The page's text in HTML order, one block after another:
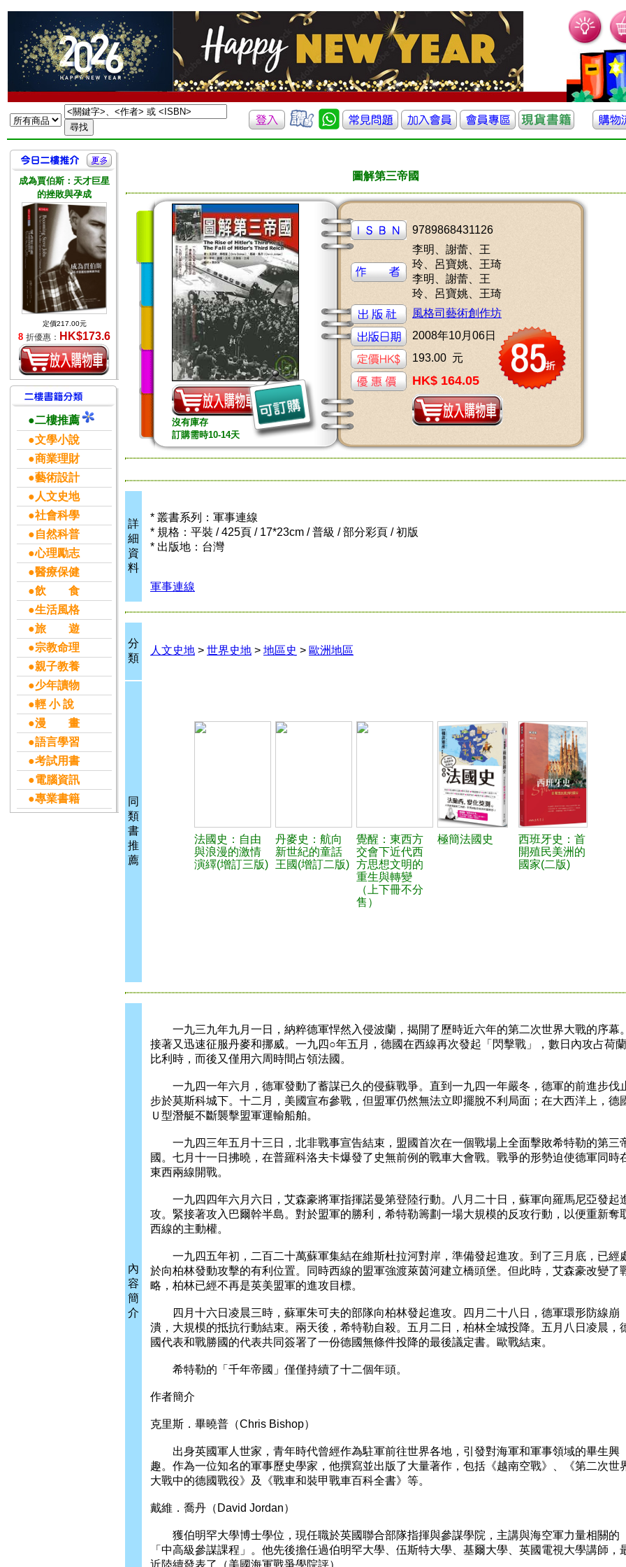
成為賈伯斯：天才巨星
的挫敗與孕成
定價217.00元
8 折優惠： HK$173.6
●二樓推薦
●文學小說
●商業理財
●藝術設計
●人文史地
●社會科學
●自然科普
●心理勵志
●醫療保健
●飲 食
●生活風格
●旅 遊
●宗教命理
●親子教養
●少年讀物
●輕 小 說
●漫 畫
●語言學習
●考試用書
●電腦資訊
●專業書籍
圖解第三帝國
沒有庫存
訂購需時10-14天
9789868431126
李明、謝蕾、王
玲、呂寶姚、王琦
李明、謝蕾、王
玲、呂寶姚、王琦
風格司藝術創作坊
2008年10月06日
193.00 元
HK$ 164.05
詳
細
資
料
* 叢書系列：軍事連線
* 規格：平裝 / 425頁 / 17*23cm / 普級 / 部分彩頁 / 初版
* 出版地：台灣
軍事連線
分
類
人文史地 > 世界史地 > 地區史 > 歐洲地區
同
類
書
推
薦
法國史：自由
與浪漫的激情
演繹(增訂三版)
丹麥史：航向
新世紀的童話
王國(增訂二版)
覺醒：東西方
交會下近代西
方思想文明的
重生與轉變
（上下冊不分
售）
極簡法國史
西班牙史：首
開殖民美洲的
國家(二版)
內
容
簡
介
一九三九年九月一日，納粹德軍悍然入侵波蘭，揭開了歷時近六年的第二次世界大戰的序幕。
接著又迅速征服丹麥和挪威。一九四○年五月，德國在西線再次發起「閃擊戰」，數日內攻占荷
比利時，而後又僅用六周時間占領法國。
一九四一年六月，德軍發動了蓄謀已久的侵蘇戰爭。直到一九四一年嚴冬，德軍的前進步伐
步於莫斯科城下。十二月，美國宣布參戰，但盟軍仍然無法立即擺脫不利局面；在大西洋上，德
Ｕ型潛艇不斷襲擊盟軍運輸船舶。
一九四三年五月十三日，北非戰事宣告結束，盟國首次在一個戰場上全面擊敗希特勒的第三
國。七月十一日拂曉，在普羅科洛夫卡爆發了史無前例的戰車大會戰。戰爭的形勢迫使德軍同時
東西兩線開戰。
一九四四年六月六日，艾森豪將軍指揮諾曼第登陸行動。八月二十日，蘇軍向羅馬尼亞發起
攻。緊接著攻入巴爾幹半島。對於盟軍的勝利，希特勒籌劃一場大規模的反攻行動，以便重新奪
西線的主動權。
一九四五年初，二百二十萬蘇軍集結在維斯杜拉河對岸，準備發起進攻。到了三月底，已經
於向柏林發動攻擊的有利位置。同時西線的盟軍強渡萊茵河建立橋頭堡。但此時，艾森豪改變了
略，柏林已經不再是英美盟軍的進攻目標。
四月十六日凌晨三時，蘇軍朱可夫的部隊向柏林發起進攻。四月二十八日，德軍環形防線崩
潰，大規模的抵抗行動結束。兩天後，希特勒自殺。五月二日，柏林全城投降。五月八日凌晨，
國代表和戰勝國的代表共同簽署了一份德國無條件投降的最後議定書。歐戰結束。
希特勒的「千年帝國」僅僅持續了十二個年頭。
作者簡介
克里斯．畢曉普（Chris Bishop）
出身英國軍人世家，青年時代曾經作為駐軍前往世界各地，引發對海軍和軍事領域的畢生興
趣。作為一位知名的軍事歷史學家，他撰寫並出版了大量著作，包括《越南空戰》、《第二次世
大戰中的德國戰役》及《戰車和裝甲戰車百科全書》等。
戴維．喬丹（David Jordan）
獲伯明罕大學博士學位，現任職於英國聯合部隊指揮與參謀學院，主講與海空軍力量相關的
「中高級參謀課程」。他先後擔任過伯明罕大學、伍斯特大學、基爾大學、英國電視大學講師，
近陸續發表了（美國海軍戰爭學院評）